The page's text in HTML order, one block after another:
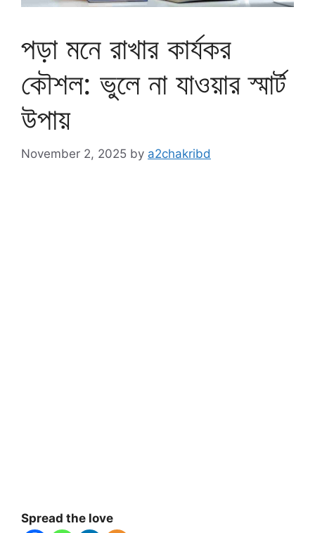
পড়া মনে রাখার কার্যকর
কৌশল: ভুলে না যাওয়ার স্মার্ট
উপায়
November 2, 2025 by a2chakribd
Spread the love